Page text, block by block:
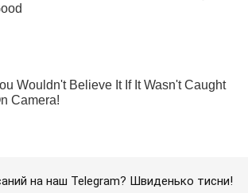
на наш Telegram? Швиденько тисни!